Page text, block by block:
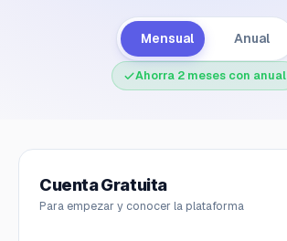
Mensual Anual
Ahorra 2 meses con anual
Cuenta Gratuita
Para empezar y conocer la plataforma